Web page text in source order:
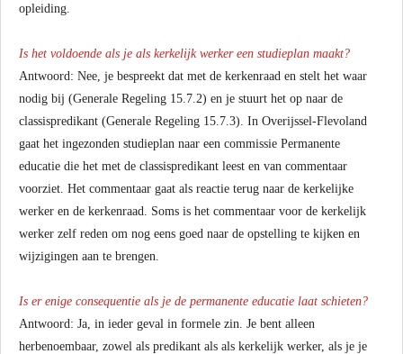
opleiding.
Is het voldoende als je als kerkelijk werker een studieplan maakt?
Antwoord: Nee, je bespreekt dat met de kerkenraad en stelt het waar
nodig bij (Generale Regeling 15.7.2) en je stuurt het op naar de
classispredikant (Generale Regeling 15.7.3). In Overijssel-Flevoland
gaat het ingezonden studieplan naar een commissie Permanente
educatie die het met de classispredikant leest en van commentaar
voorziet. Het commentaar gaat als reactie terug naar de kerkelijke
werker en de kerkenraad. Soms is het commentaar voor de kerkelijk
werker zelf reden om nog eens goed naar de opstelling te kijken en
wijzigingen aan te brengen.
Is er enige consequentie als je de permanente educatie laat schieten?
Antwoord: Ja, in ieder geval in formele zin. Je bent alleen
herbenoembaar, zowel als predikant als als kerkelijk werker, als je je